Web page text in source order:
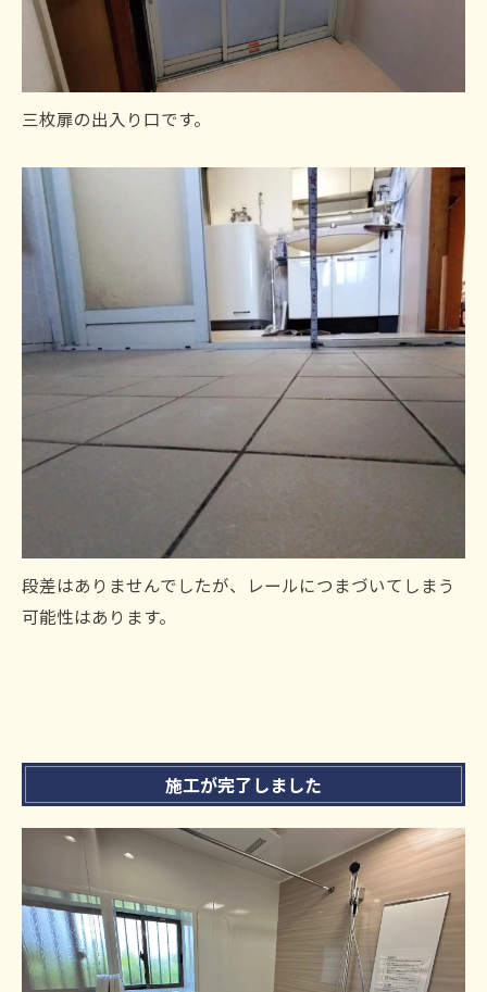
三枚扉の出入り口です。
段差はありませんでしたが、レールにつまづいてしまう
可能性はあります。
施工が完了しました